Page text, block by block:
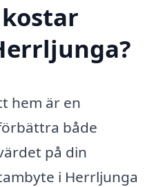
hem är en
både
på din
i Herrljunga